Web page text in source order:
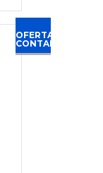
OFERTA
CONTADO